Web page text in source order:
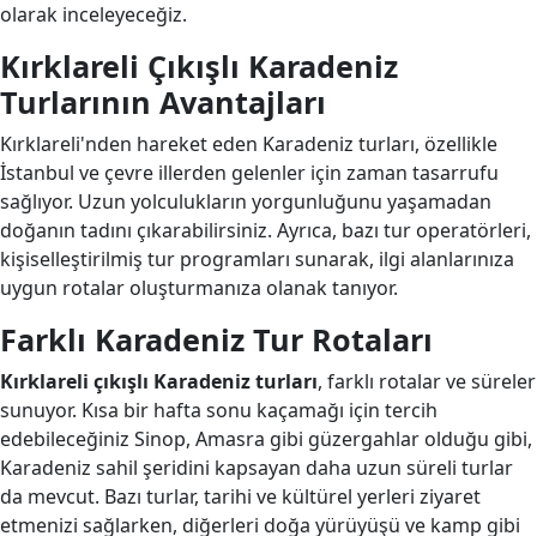
olarak inceleyeceğiz.
Kırklareli Çıkışlı Karadeniz
Turlarının Avantajları
Kırklareli'nden hareket eden Karadeniz turları, özellikle
İstanbul ve çevre illerden gelenler için zaman tasarrufu
sağlıyor. Uzun yolculukların yorgunluğunu yaşamadan
doğanın tadını çıkarabilirsiniz. Ayrıca, bazı tur operatörleri,
kişiselleştirilmiş tur programları sunarak, ilgi alanlarınıza
uygun rotalar oluşturmanıza olanak tanıyor.
Farklı Karadeniz Tur Rotaları
Kırklareli çıkışlı Karadeniz turları, farklı rotalar ve süreler
sunuyor. Kısa bir hafta sonu kaçamağı için tercih
edebileceğiniz Sinop, Amasra gibi güzergahlar olduğu gibi,
Karadeniz sahil şeridini kapsayan daha uzun süreli turlar
da mevcut. Bazı turlar, tarihi ve kültürel yerleri ziyaret
etmenizi sağlarken, diğerleri doğa yürüyüşü ve kamp gibi